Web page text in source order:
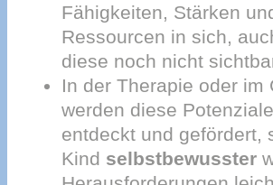
Fähigkeiten, Stärken
Ressourcen in sich,
diese noch nicht
In der Therapie oder im
werden diese
entdeckt und gefördert,
Kind selbstbewusster